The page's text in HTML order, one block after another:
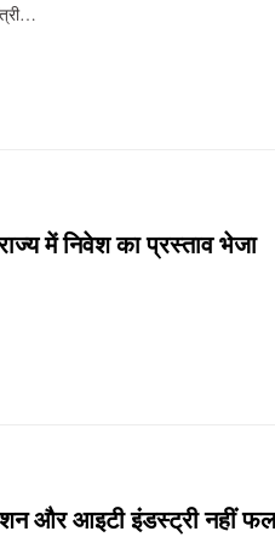
में निवेश का प्रस्ताव भेजा
और आइटी इंडस्ट्री नहीं